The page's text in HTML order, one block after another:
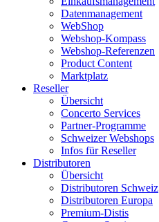
Datenmanagement
WebShop
Webshop-Kompass
Webshop-Referenzen
Product Content
Marktplatz
Reseller
Übersicht
Concerto Services
Partner-Programme
Schweizer Webshops
Infos für Reseller
Distributoren
Übersicht
Distributoren Schweiz
Distributoren Europa
Premium-Distis